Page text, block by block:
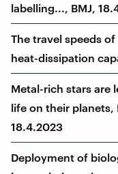
labelling..., BMJ,
The travel speeds
heat-dissipation
Metal-rich stars are
life on their planets,
18.4.2023
Deployment of